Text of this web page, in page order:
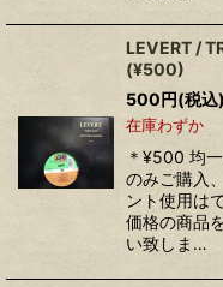
LEVERT /
(¥500)
500円(税込)
在庫わずか
＊¥500 均
のみご購入
ント使用は
価格の商品
い致しま…